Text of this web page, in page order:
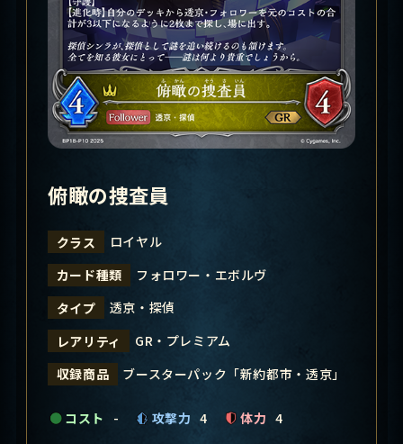
俯瞰の捜査員
クラス
ロイヤル
カード種類
フォロワー・エボルヴ
タイプ
透京・探偵
レアリティ
GR・プレミアム
収録商品
ブースターパック「新約都市・透京」
コスト - 攻撃力 4 体力 4